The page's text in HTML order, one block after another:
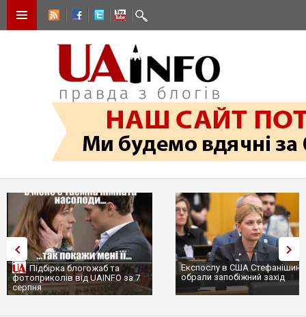
Підбірка блогожаб та
фотоприколів від UAINFO за 7
серпня
Експослу в США
обрали запобіжний захід